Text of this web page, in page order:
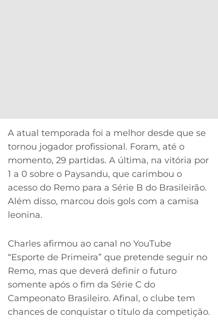
CASSINOS
ONLINE
2026
GRÊMIO
ATLÉTICO
MG
CRUZEIRO
LALIGA
A atual temporada foi a melhor desde que se
tornou jogador profissional. Foram, até o
momento, 29 partidas. A última, na vitória por
1 a 0 sobre o Paysandu, que carimbou o
acesso do Remo para a Série B do Brasileirão.
Além disso, marcou dois gols com a camisa
leonina.
Charles afirmou ao canal no YouTube
“Esporte de Primeira” que pretende seguir no
Remo, mas que deverá definir o futuro
somente após o fim da Série C do
Campeonato Brasileiro. Afinal, o clube tem
chances de conquistar o título da competição.